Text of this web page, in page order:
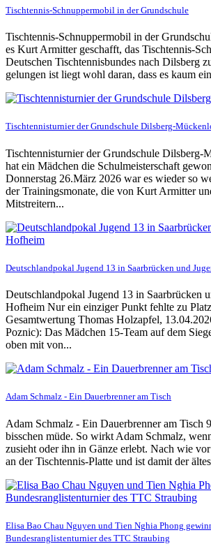
Tischtennis-Schnuppermobil in der Grundschule
Tischtennis-Schnuppermobil in der
es Kurt Armitter geschafft, das Tischtennis-
Deutschen Tischtennisbundes nach Dilsberg
gelungen ist liegt wohl daran, dass es kaum
Tischtennisturnier der Grundschule Dilsberg-
Tischtennisturnier der Grundschule Dilsberg-
hat ein Mädchen die Schulmeisterschaft
Donnerstag 26.März 2026 war es wieder so
der Trainingsmonate, die von Kurt Armitter
Mitstreitern...
Deutschlandpokal Jugend 13 in Saarbrücken und
Deutschlandpokal Jugend 13 in Saarbrücken
Hofheim Nur ein einziger Punkt fehlte zu
Gesamtwertung Thomas Holzapfel,
Poznic): Das Mädchen 15-Team auf dem
oben mit von...
Adam Schmalz - Ein Dauerbrenner am Tisch
Adam Schmalz - Ein Dauerbrenner am Tisch
bisschen müde. So wirkt Adam Schmalz,
zusieht oder ihn in Gänze erlebt. Nach wie
an der Tischtennis-Platte und ist damit der
Elisa Bao Chau Nguyen und Tien Nghia Phong
Bundesranglistenturnier des TTC Straubing